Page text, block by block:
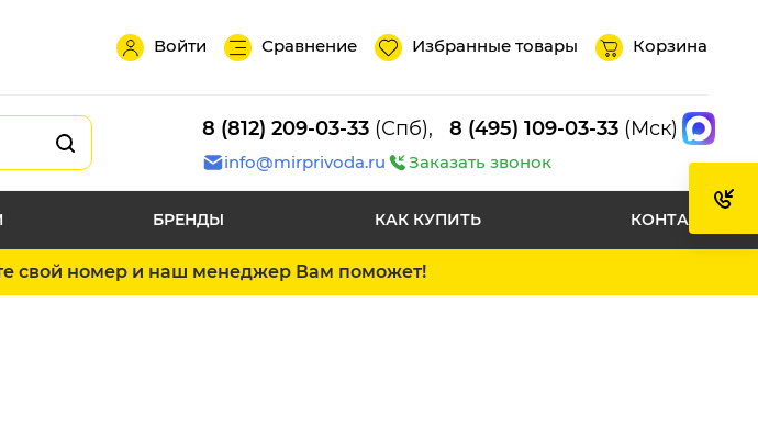
Войти Сравнение Избранные товары Корзина
8 (812) 209-03-33 (Спб), 8 (495) 109-03-33 (Мск)
info@mirprivoda.ru Заказать звонок
БРЕНДЫ КАК КУПИТЬ КОНТАКТЫ
свой номер и наш менеджер Вам поможет!